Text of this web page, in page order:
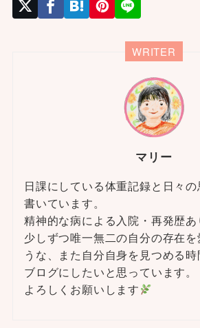
WRITER
マリー
日課にしている体重記録と日々
書いています。
精神的な病による入院・再発歴あ
少しずつ唯一無二の自分の存在
うな、また自分自身を見つめる
ブログにしたいと思っています。
よろしくお願いします